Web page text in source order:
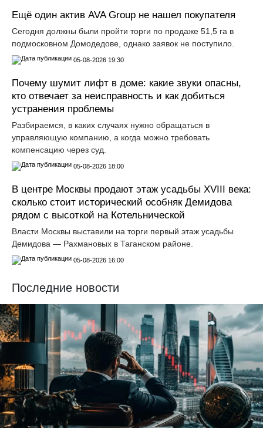
Ещё один актив AVA Group не нашел покупателя
Сегодня должны были пройти торги по продаже 51,5 га в
подмосковном Домодедове, однако заявок не поступило.
05-08-2026 19:30
Почему шумит лифт в доме: какие звуки опасны,
кто отвечает за неисправность и как добиться
устранения проблемы
Разбираемся, в каких случаях нужно обращаться в
управляющую компанию, а когда можно требовать
компенсацию через суд.
05-08-2026 18:00
В центре Москвы продают этаж усадьбы XVIII века:
сколько стоит исторический особняк Демидова
рядом с высоткой на Котельнической
Власти Москвы выставили на торги первый этаж усадьбы
Демидова — Рахмановых в Таганском районе.
05-08-2026 16:00
Последние новости